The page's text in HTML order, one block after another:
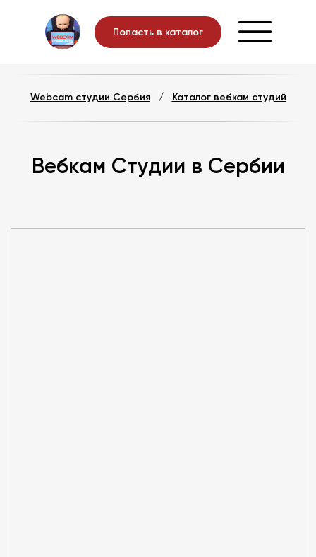
Попасть в каталог
Webcam студии Сербия/ Каталог вебкам студий
Вебкам Студии в Сербии